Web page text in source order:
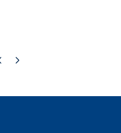
successiva